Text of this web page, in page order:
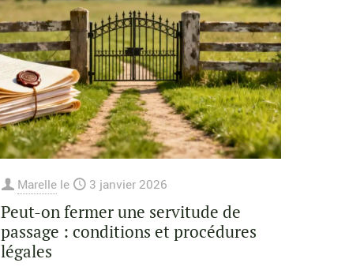
Marelle le 3 janvier 2026
Peut-on fermer une servitude de
passage : conditions et procédures
légales